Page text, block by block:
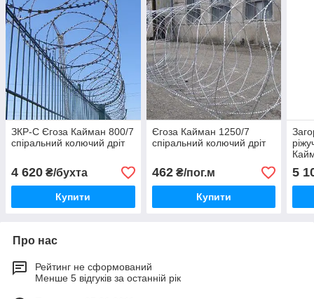
ЗКР-С Єгоза Кайман 800/7
спіральний колючий дріт
4 620 ₴/бухта
Купити
Єгоза Кайман 1250/7
спіральний колючий дріт
462₴/пог.м
Купити
5
Про нас
Рейтинг не сформований
Менше 5 відгуків за останній рік